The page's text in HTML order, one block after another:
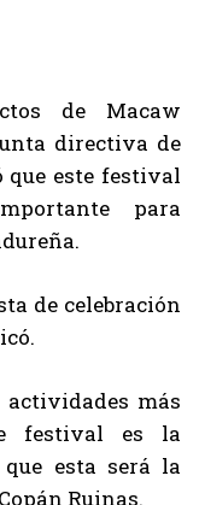
de Macaw
directiva de
que este festival
para
de celebración
más
festival es la
esta será la
Ruinas.